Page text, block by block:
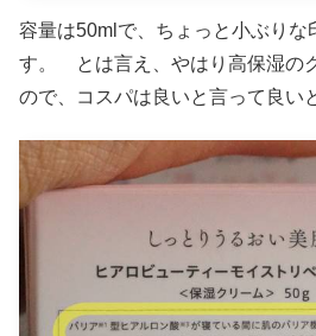
容量は50mlで、ちょっと小ぶりな
す。 とは言え、やはり高保湿の
ので、コスパは良いと言って良い